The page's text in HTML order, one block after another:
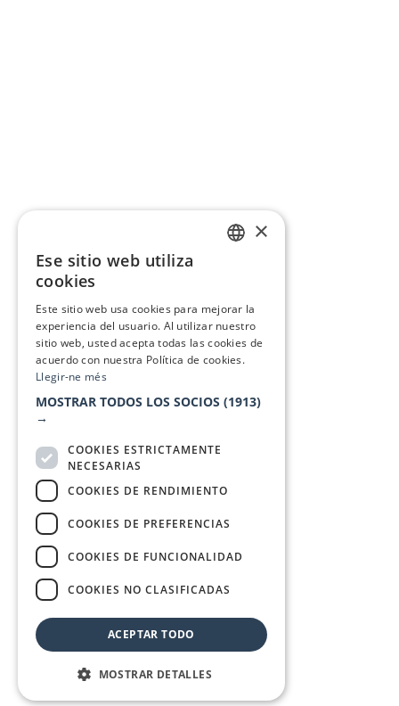
×
Ese sitio web utiliza
cookies
Este sitio web usa cookies para mejorar la
experiencia del usuario. Al utilizar nuestro
sitio web, usted acepta todas las cookies de
acuerdo con nuestra Política de cookies.
Llegir-ne més
MOSTRAR TODOS LOS SOCIOS (1913)
→
COOKIES ESTRICTAMENTE
NECESARIAS
COOKIES DE RENDIMIENTO
COOKIES DE PREFERENCIAS
COOKIES DE FUNCIONALIDAD
COOKIES NO CLASIFICADAS
ACEPTAR TODO
MOSTRAR DETALLES